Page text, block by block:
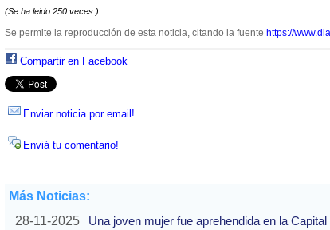
(Se ha leido 250 veces.)
Se permite la reproducción de esta noticia, citando la fuente https://
Compartir en Facebook
Enviar noticia por email!
Enviá tu comentario!
Más Noticias:
28-11-2025
Una joven mujer fue aprehendida en la Capital